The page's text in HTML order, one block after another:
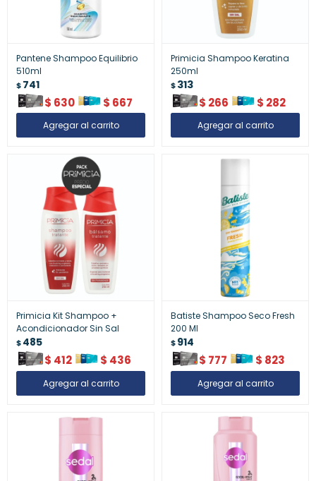
Pantene Shampoo Equilibrio
510ml
$741
$ 630 $ 667
Primicia Shampoo Keratina
250ml
$313
$ 266 $ 282
Primicia Kit Shampoo +
Acondicionador Sin Sal
$485
$ 412 $ 436
Batiste Shampoo Seco Fresh
200 Ml
$914
$ 777 $ 823